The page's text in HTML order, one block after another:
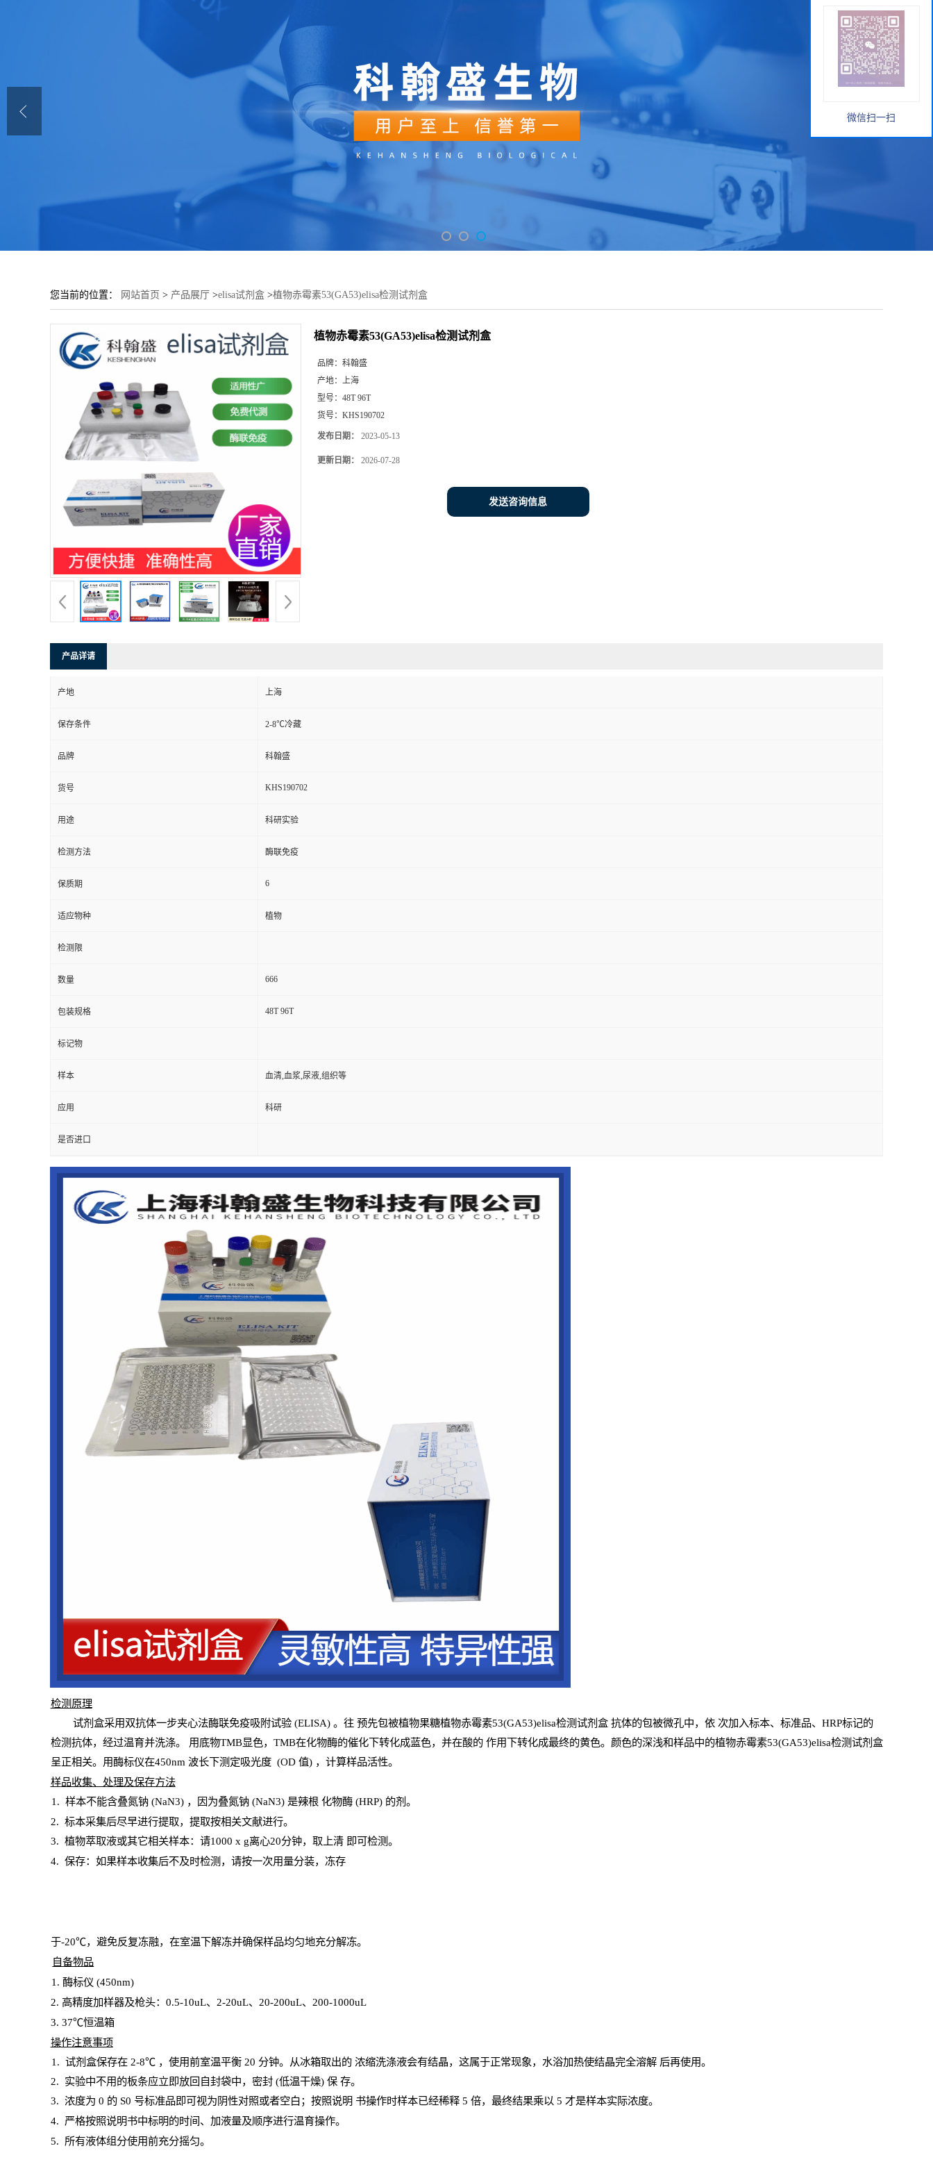
您当前的位置： 网站首页 > 产品展厅 >elisa试剂盒 >植物赤霉素53(GA53)elisa检测试剂盒
植物赤霉素53(GA53)elisa检测试剂盒
品牌： 科翰盛
产地： 上海
型号： 48T 96T
货号： KHS190702
发布日期： 2023-05-13
更新日期： 2026-07-28
发送咨询信息
产品详请
产地 上海
保存条件 2-8℃冷藏
品牌 科翰盛
货号 KHS190702
用途 科研实验
检测方法 酶联免疫
保质期 6
适应物种 植物
检测限
数量 666
包装规格 48T 96T
标记物
样本 血清,血浆,尿液,组织等
应用 科研
是否进口
检测原理
试剂盒采用双抗体一步夹心法酶联免疫吸附试验(ELISA) 。往 预先包被植物果糖植物赤霉素53(GA53)elisa检测试剂盒抗体的包被微孔中，依 次加入标本、标准品、 HRP标记的
检测抗体，经过温育并洗涤。 用底物TMB显色， TMB在化物酶的催化下转化成蓝色，并在酸的 作用下转化成最终的黄色。颜色的深浅和样品中的植物赤霉素53(GA53)elisa检测试剂盒
呈正相关。用酶标仪在450nm 波长下测定吸光度 (OD 值) ，计算样品活性。
样品收集、处理及保存方法
1 . 样本不能含叠氮钠(NaN3) ，因为叠氮钠 (NaN3) 是辣根 化物酶(HRP) 的剂。
2. 标本采集后尽早进行提取，提取按相关文献进行。
3. 植物萃取液或其它相关样本：请1000 x g离心20分钟，取上清 即可检测。
4. 保存：如果样本收集后不及时检测，请按一次用量分装，冻存
于-20℃，避免反复冻融，在室温下解冻并确保样品均匀地充分解冻。
自备物品
1 . 酶标仪 (450nm)
2. 高精度加样器及枪头： 0.5-10uL、 2-20uL、 20-200uL、 200-1000uL
3. 37℃恒温箱
操作注意事项
1. 试剂盒保存在 2-8℃ ，使用前室温平衡 20 分钟。从冰箱取出的 浓缩洗涤液会有结晶，这属于正常现象，水浴加热使结晶完全溶解 后再使用。
2. 实验中不用的板条应立即放回自封袋中，密封(低温干燥) 保 存。
3. 浓度为 0 的 S0 号标准品即可视为阴性对照或者空白；按照说明 书操作时样本已经稀释5 倍，最终结果乘以 5 才是样本实际浓度。
4. 严格按照说明书中标明的时间、加液量及顺序进行温育操作。
5. 所有液体组分使用前充分摇匀。
微信扫一扫